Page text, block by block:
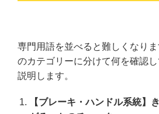
専門用語を並べると難しくなり
のカテゴリーに分けて何を確認
説明します。
【ブレーキ・ハンドル系統】